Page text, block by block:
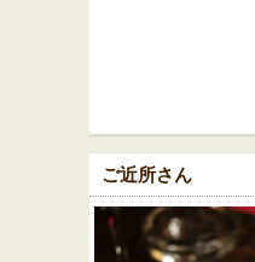
ご近所さん